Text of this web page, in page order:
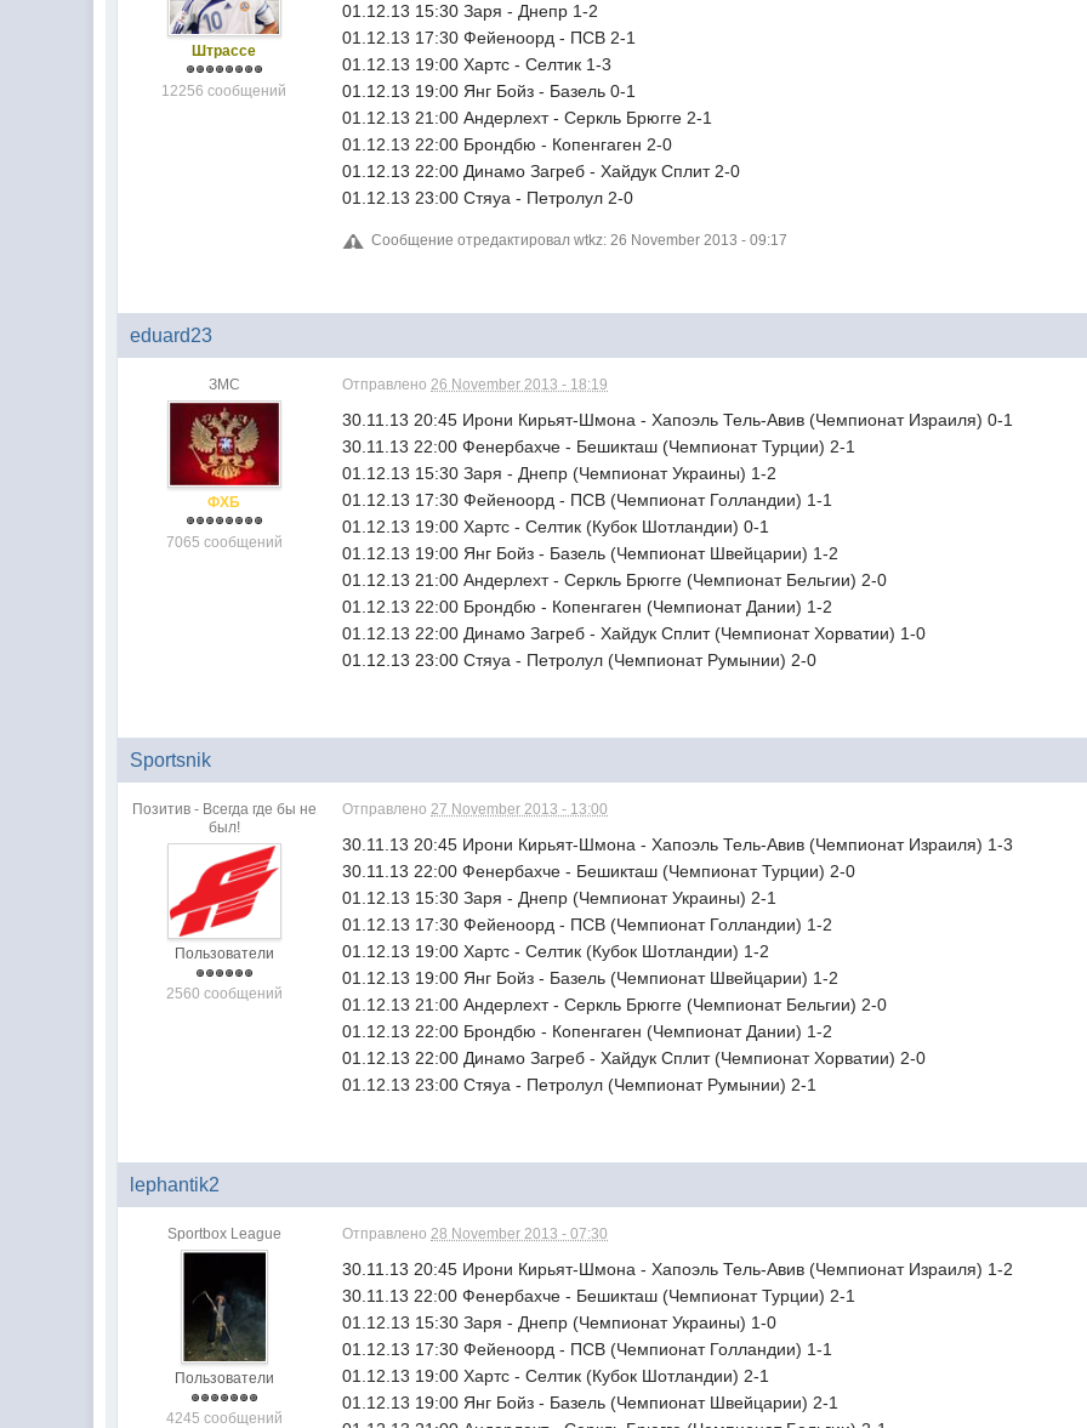
Штрассе
12256 сообщений
01.12.13 15:30 Заря - Днепр 1-2
01.12.13 17:30 Фейеноорд - ПСВ 2-1
01.12.13 19:00 Хартс - Селтик 1-3
01.12.13 19:00 Янг Бойз - Базель 0-1
01.12.13 21:00 Андерлехт - Серкль Брюгге 2-1
01.12.13 22:00 Брондбю - Копенгаген 2-0
01.12.13 22:00 Динамо Загреб - Хайдук Сплит 2-0
01.12.13 23:00 Стяуа - Петролул 2-0
Сообщение отредактировал wtkz: 26 November 2013 - 09:17
eduard23
ЗМС
ФХБ
7065 сообщений
Отправлено26 November 2013 - 18:19
30.11.13 20:45 Ирони Кирьят-Шмона - Хапоэль Тель-Авив (Чемпионат Израиля) 0-1
30.11.13 22:00 Фенербахче - Бешикташ (Чемпионат Турции) 2-1
01.12.13 15:30 Заря - Днепр (Чемпионат Украины) 1-2
01.12.13 17:30 Фейеноорд - ПСВ (Чемпионат Голландии) 1-1
01.12.13 19:00 Хартс - Селтик (Кубок Шотландии) 0-1
01.12.13 19:00 Янг Бойз - Базель (Чемпионат Швейцарии) 1-2
01.12.13 21:00 Андерлехт - Серкль Брюгге (Чемпионат Бельгии) 2-0
01.12.13 22:00 Брондбю - Копенгаген (Чемпионат Дании) 1-2
01.12.13 22:00 Динамо Загреб - Хайдук Сплит (Чемпионат Хорватии) 1-0
01.12.13 23:00 Стяуа - Петролул (Чемпионат Румынии) 2-0
Sportsnik
Позитив - Всегда где бы не
был!
Пользователи
2560 сообщений
Отправлено27 November 2013 - 13:00
30.11.13 20:45 Ирони Кирьят-Шмона - Хапоэль Тель-Авив (Чемпионат Израиля) 1-3
30.11.13 22:00 Фенербахче - Бешикташ (Чемпионат Турции) 2-0
01.12.13 15:30 Заря - Днепр (Чемпионат Украины) 2-1
01.12.13 17:30 Фейеноорд - ПСВ (Чемпионат Голландии) 1-2
01.12.13 19:00 Хартс - Селтик (Кубок Шотландии) 1-2
01.12.13 19:00 Янг Бойз - Базель (Чемпионат Швейцарии) 1-2
01.12.13 21:00 Андерлехт - Серкль Брюгге (Чемпионат Бельгии) 2-0
01.12.13 22:00 Брондбю - Копенгаген (Чемпионат Дании) 1-2
01.12.13 22:00 Динамо Загреб - Хайдук Сплит (Чемпионат Хорватии) 2-0
01.12.13 23:00 Стяуа - Петролул (Чемпионат Румынии) 2-1
lephantik2
Sportbox League
Пользователи
4245 сообщений
Отправлено28 November 2013 - 07:30
30.11.13 20:45 Ирони Кирьят-Шмона - Хапоэль Тель-Авив (Чемпионат Израиля) 1-2
30.11.13 22:00 Фенербахче - Бешикташ (Чемпионат Турции) 2-1
01.12.13 15:30 Заря - Днепр (Чемпионат Украины) 1-0
01.12.13 17:30 Фейеноорд - ПСВ (Чемпионат Голландии) 1-1
01.12.13 19:00 Хартс - Селтик (Кубок Шотландии) 2-1
01.12.13 19:00 Янг Бойз - Базель (Чемпионат Швейцарии) 2-1